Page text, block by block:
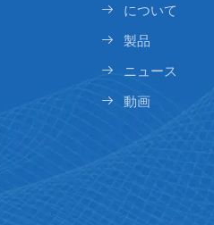
について
製品
ニュース
動画